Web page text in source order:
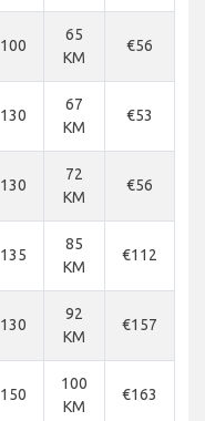
100
65
KM
€56
130
67
KM
€53
130
72
KM
€56
135
85
KM
€112
130
92
KM
€157
150
100
KM
€163